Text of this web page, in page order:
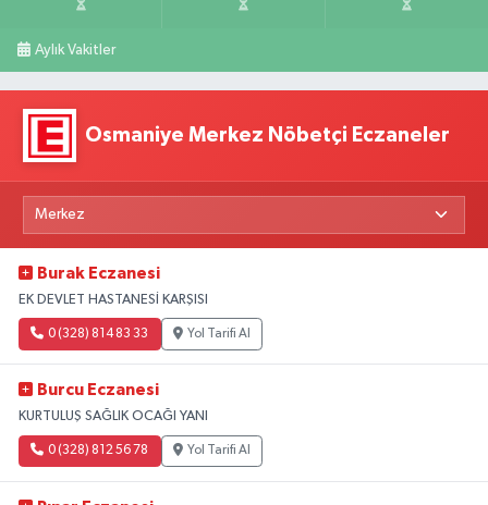
Aylık Vakitler
Osmaniye Merkez Nöbetçi Eczaneler
Burak Eczanesi
EK DEVLET HASTANESİ KARŞISI
0 (328) 814 83 33 Yol Tarifi Al
Burcu Eczanesi
KURTULUŞ SAĞLIK OCAĞI YANI
0 (328) 812 56 78 Yol Tarifi Al